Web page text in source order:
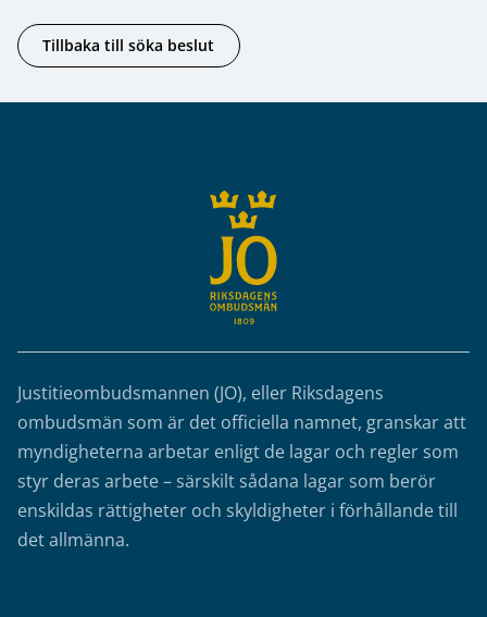
Tillbaka till söka beslut
Justitieombudsmannen (JO), eller Riksdagens
ombudsmän som är det officiella namnet, granskar att
myndigheterna arbetar enligt de lagar och regler som
styr deras arbete – särskilt sådana lagar som berör
enskildas rättigheter och skyldigheter i förhållande till
det allmänna.